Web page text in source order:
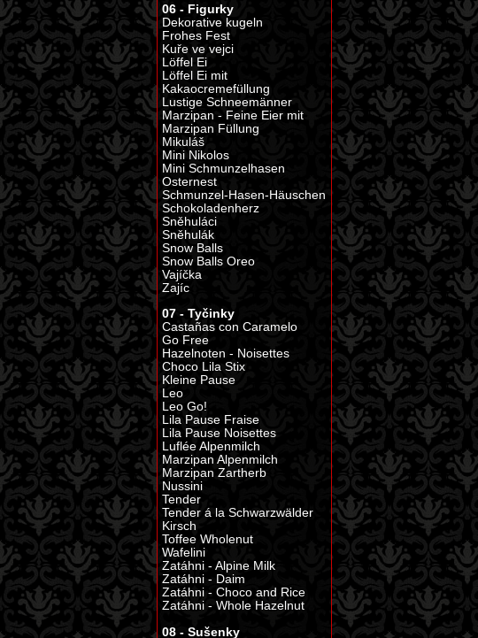
06 - Figurky
Dekorative kugeln
Frohes Fest
Kuře ve vejci
Löffel Ei
Löffel Ei mit
Kakaocremefüllung
Lustige Schneemänner
Marzipan - Feine Eier mit
Marzipan Füllung
Mikuláš
Mini Nikolos
Mini Schmunzelhasen
Osternest
Schmunzel-Hasen-Häuschen
Schokoladenherz
Sněhuláci
Sněhulák
Snow Balls
Snow Balls Oreo
Vajíčka
Zajíc
07 - Tyčinky
Castañas con Caramelo
Go Free
Hazelnoten - Noisettes
Choco Lila Stix
Kleine Pause
Leo
Leo Go!
Lila Pause Fraise
Lila Pause Noisettes
Luflée Alpenmilch
Marzipan Alpenmilch
Marzipan Zartherb
Nussini
Tender
Tender á la Schwarzwälder
Kirsch
Toffee Wholenut
Wafelini
Zatáhni - Alpine Milk
Zatáhni - Daim
Zatáhni - Choco and Rice
Zatáhni - Whole Hazelnut
08 - Sušenky